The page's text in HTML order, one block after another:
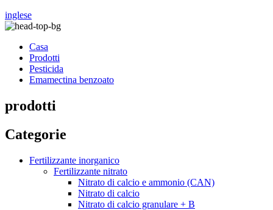
inglese
Casa
Prodotti
Pesticida
Emamectina benzoato
prodotti
Categorie
Fertilizzante inorganico
Fertilizzante nitrato
Nitrato di calcio e ammonio (CAN)
Nitrato di calcio
Nitrato di calcio granulare + B